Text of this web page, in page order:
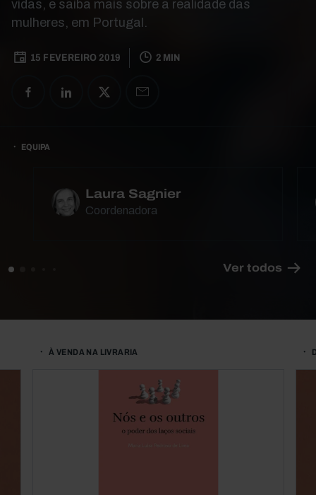
vidas, e saiba mais sobre a realidade das
mulheres, em Portugal.
15 FEVEREIRO 2019 2 MIN
EQUIPA
Laura Sagnier
Coordenadora
Ver todos
À VENDA NA LIVRARIA